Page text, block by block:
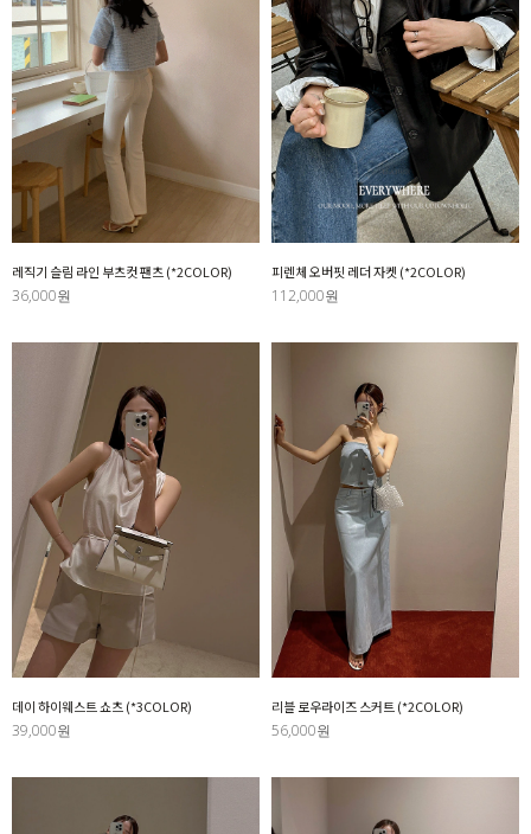
레직기 슬림 라인 부츠컷 팬츠 (*2COLOR)
36,000원
피렌체 오버핏 레더 자켓 (*2COLOR)
112,000원
데이 하이웨스트 쇼츠 (*3COLOR)
39,000원
리블 로우라이즈 스커트 (*2COLOR)
56,000원